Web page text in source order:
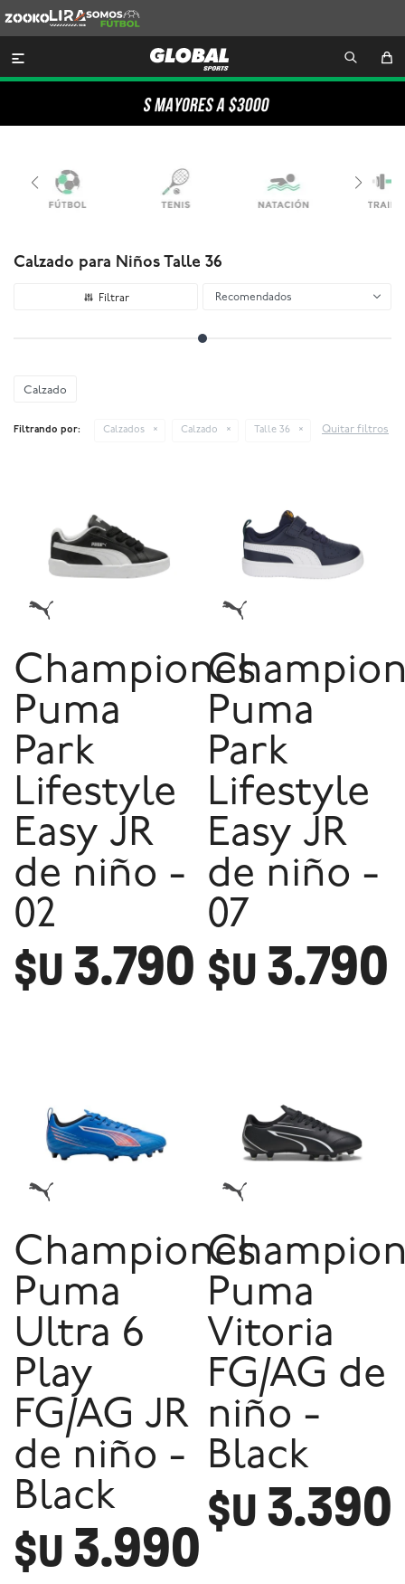
Lira
Somos
Futbol

Calzado para Niños Talle 36
Recomendados
Calzado
Filtrando por: Calzados Calzado Talle 36 Quitar filtros
Championes
Puma
Park
Lifestyle
Easy JR
de niño -
02
$U 3.790
Puma
Park
Lifestyle
Easy JR
de niño -
07
$U 3.790
Championes
Puma
Ultra 6
Play
FG/AG JR
de niño -
Black
$U 3.990
Puma
Vitoria
FG/AG de
niño -
Black
$U 3.390